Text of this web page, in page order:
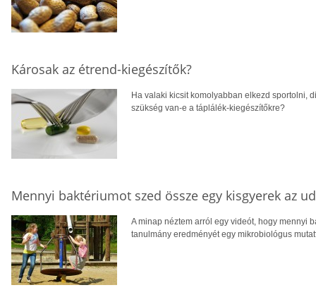
Károsak az étrend-kiegészítők?
Ha valaki kicsit komolyabban elkezd sportolni,
szükség van-e a táplálék-kiegészítőkre?
Mennyi baktériumot szed össze egy kisgyerek az
A minap néztem arról egy videót, hogy mennyi
tanulmány eredményét egy mikrobiológus